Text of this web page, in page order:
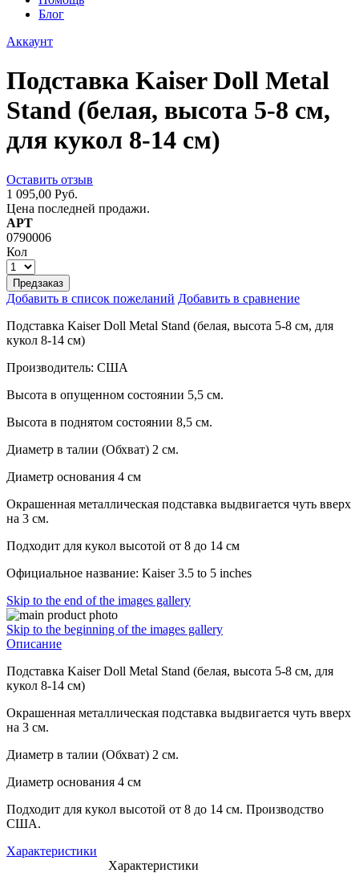
Блог
Аккаунт
Подставка Kaiser Doll Metal
Stand (белая, высота 5-8 см,
для кукол 8-14 см)
Оставить отзыв
1 095,00 Руб.
Цена последней продажи.
АРТ
0790006
Кол
Предзаказ
Добавить в список пожеланий Добавить в сравнение
Подставка Kaiser Doll Metal Stand (белая, высота 5-8 см, для
кукол 8-14 см)
Производитель: США
Высота в опущенном состоянии 5,5 см.
Высота в поднятом состоянии 8,5 см.
Диаметр в талии (Обхват) 2 см.
Диаметр основания 4 см
Окрашенная металлическая подставка выдвигается чуть вверх
на 3 см.
Подходит для кукол высотой от 8 до 14 см
Официальное название: Kaiser 3.5 to 5 inches
Skip to the end of the images gallery
Skip to the beginning of the images gallery
Описание
Подставка Kaiser Doll Metal Stand (белая, высота 5-8 см, для
кукол 8-14 см)
Окрашенная металлическая подставка выдвигается чуть вверх
на 3 см.
Диаметр в талии (Обхват) 2 см.
Диаметр основания 4 см
Подходит для кукол высотой от 8 до 14 см. Производство
США.
Характеристики
Характеристики